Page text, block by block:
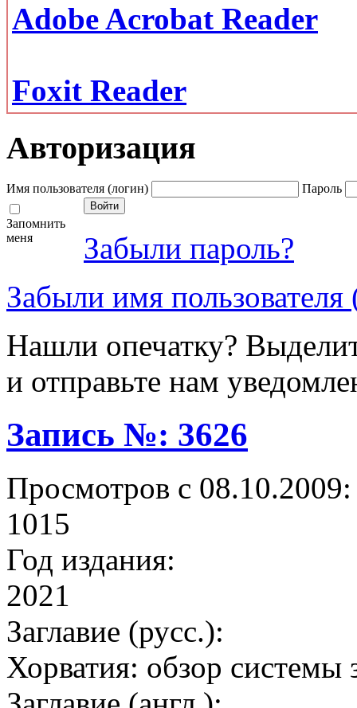
Adobe Acrobat Reader
Foxit Reader
Авторизация
Имя пользователя (логин) Пароль
Запомнить
меня
Забыли пароль?
Забыли имя пользователя
Нашли опечатку?
и отправьте нам
Запись №: 3626
Просмотров с 08.10.2009:
1015
Год издания:
2021
Заглавие (русс.):
Хорватия: обзор системы